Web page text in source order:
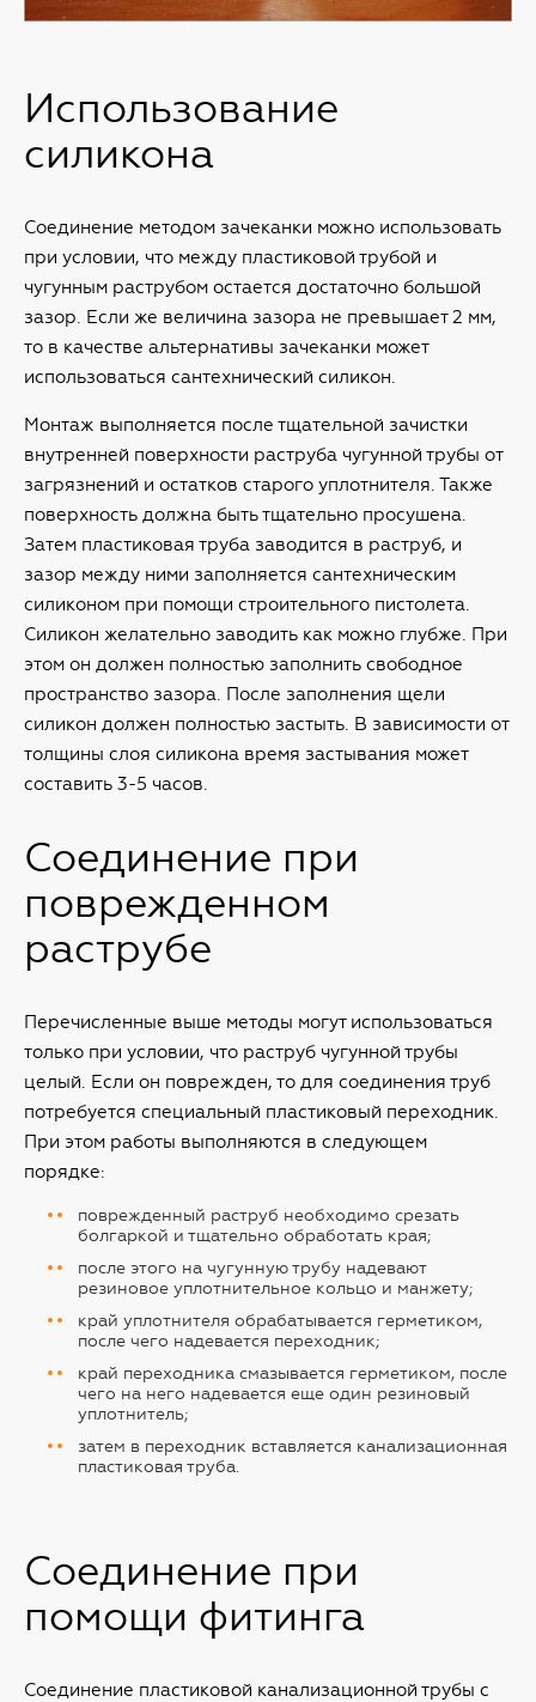
Использование
силикона
Соединение методом зачеканки можно использовать
при условии, что между пластиковой трубой и
чугунным раструбом остается достаточно большой
зазор. Если же величина зазора не превышает 2 мм,
то в качестве альтернативы зачеканки может
использоваться сантехнический силикон.
Монтаж выполняется после тщательной зачистки
внутренней поверхности раструба чугунной трубы от
загрязнений и остатков старого уплотнителя. Также
поверхность должна быть тщательно просушена.
Затем пластиковая труба заводится в раструб, и
зазор между ними заполняется сантехническим
силиконом при помощи строительного пистолета.
Силикон желательно заводить как можно глубже. При
этом он должен полностью заполнить свободное
пространство зазора. После заполнения щели
силикон должен полностью застыть. В зависимости от
толщины слоя силикона время застывания может
составить 3-5 часов.
Соединение при
поврежденном
раструбе
Перечисленные выше методы могут использоваться
только при условии, что раструб чугунной трубы
целый. Если он поврежден, то для соединения труб
потребуется специальный пластиковый переходник.
При этом работы выполняются в следующем
порядке:
поврежденный раструб необходимо срезать
болгаркой и тщательно обработать края;
после этого на чугунную трубу надевают
резиновое уплотнительное кольцо и манжету;
край уплотнителя обрабатывается герметиком,
после чего надевается переходник;
край переходника смазывается герметиком, после
чего на него надевается еще один резиновый
уплотнитель;
затем в переходник вставляется канализационная
пластиковая труба.
Соединение при
помощи фитинга
Соединение пластиковой канализационной трубы с